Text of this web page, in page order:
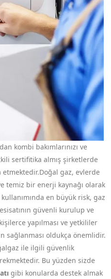
kombi bakımlarınızı ve
sertifitika almış şirketlerde
etmektedir.Doğal gaz, evlerde
temiz bir enerji kaynağı olarak
en büyük risk, gaz
güvenli kurulup ve
yapılması ve yetkililer
sağlanması oldukça önemlidir.
ile ilgili güvenlik
Bu yüzden sizde
gibi konularda destek almak